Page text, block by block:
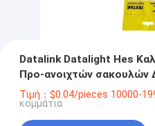
Datalink Datalight Hes
Προ-ανοιχτών σακουλών
Πολυεπισκευαστικών
Τιμή：$0.04/pieces 10000-
κομμάτια